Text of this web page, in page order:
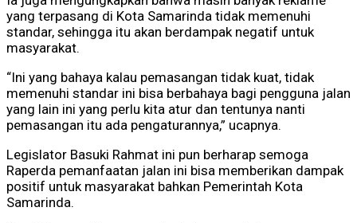
yang terpasang di Kota Samarinda tidak memenuhi
standar, sehingga itu akan berdampak negatif untuk
masyarakat.
“Ini yang bahaya kalau pemasangan tidak kuat, tidak
memenuhi standar ini bisa berbahaya bagi pengguna jalan
yang lain ini yang perlu kita atur dan tentunya nanti
pemasangan itu ada pengaturannya,” ucapnya.
Legislator Basuki Rahmat ini pun berharap semoga
Raperda pemanfaatan jalan ini bisa memberikan dampak
positif untuk masyarakat bahkan Pemerintah Kota
Samarinda.